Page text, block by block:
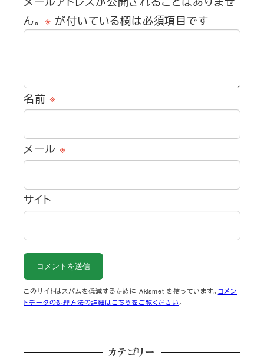
ん。 ※ が付いている欄は必須項目です
名前 ※
メール ※
サイト
このサイトはスパムを低減するために Akismet を使っています。 コメン
トデータの処理方法の詳細はこちらをご覧ください。
カテゴリー